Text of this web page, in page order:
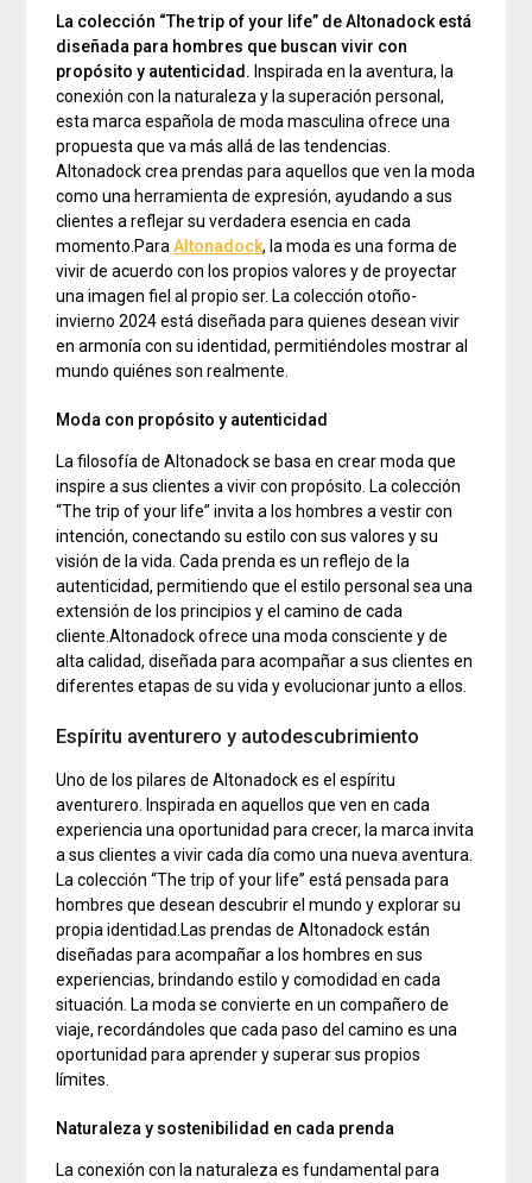
La colección “The trip of your life” de Altonadock está
diseñada para hombres que buscan vivir con
propósito y autenticidad. Inspirada en la aventura, la
conexión con la naturaleza y la superación personal,
esta marca española de moda masculina ofrece una
propuesta que va más allá de las tendencias.
Altonadock crea prendas para aquellos que ven la moda
como una herramienta de expresión, ayudando a sus
clientes a reflejar su verdadera esencia en cada
momento.ParaAltonadock, la moda es una forma de
vivir de acuerdo con los propios valores y de proyectar
una imagen fiel al propio ser. La colección otoño-
invierno 2024 está diseñada para quienes desean vivir
en armonía con su identidad, permitiéndoles mostrar al
mundo quiénes son realmente.
Moda con propósito y autenticidad
La filosofía de Altonadock se basa en crear moda que
inspire a sus clientes a vivir con propósito. La colección
“The trip of your life” invita a los hombres a vestir con
intención, conectando su estilo con sus valores y su
visión de la vida. Cada prenda es un reflejo de la
autenticidad, permitiendo que el estilo personal sea una
extensión de los principios y el camino de cada
cliente.Altonadock ofrece una moda consciente y de
alta calidad, diseñada para acompañar a sus clientes en
diferentes etapas de su vida y evolucionar junto a ellos.
Espíritu aventurero y autodescubrimiento
Uno de los pilares de Altonadock es el espíritu
aventurero. Inspirada en aquellos que ven en cada
experiencia una oportunidad para crecer, la marca invita
a sus clientes a vivir cada día como una nueva aventura.
La colección “The trip of your life” está pensada para
hombres que desean descubrir el mundo y explorar su
propia identidad.Las prendas de Altonadock están
diseñadas para acompañar a los hombres en sus
experiencias, brindando estilo y comodidad en cada
situación. La moda se convierte en un compañero de
viaje, recordándoles que cada paso del camino es una
oportunidad para aprender y superar sus propios
límites.
Naturaleza y sostenibilidad en cada prenda
La conexión con la naturaleza es fundamental para